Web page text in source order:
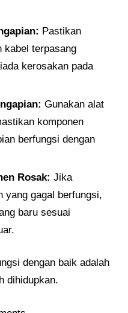
Pastikan
kabel terpasang
kerosakan pada
Gunakan alat
komponen
berfungsi dengan
Rosak: Jika
yang gagal berfungsi,
baru sesuai
dengan baik adalah
dihidupkan.